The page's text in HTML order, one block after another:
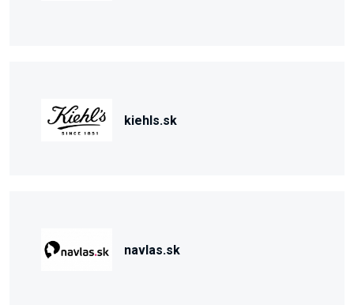
kiehls.sk
navlas.sk